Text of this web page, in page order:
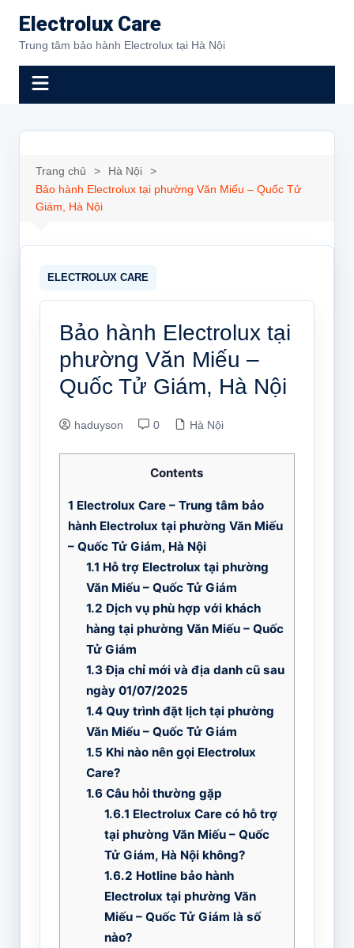
đến
phần
Electrolux Care
Trung tâm bảo hành Electrolux tại Hà Nội
Trang chủ
Hà Nội
Bảo hành Electrolux tại phường Văn Miếu – Quốc Tử
Giám, Hà Nội
Bảo hành Electrolux tại
phường Văn Miếu –
Quốc Tử Giám, Hà Nội
haduyson 0 Hà Nội
Contents
1 Electrolux Care – Trung tâm bảo
hành Electrolux tại phường Văn Miếu
– Quốc Tử Giám, Hà Nội
1.1 Hỗ trợ Electrolux tại phường
Văn Miếu – Quốc Tử Giám
1.2 Dịch vụ phù hợp với khách
hàng tại phường Văn Miếu – Quốc
Tử Giám
1.3Địa chỉ mới và địa danh cũ sau
ngày 01/07/2025
1.4Quy trình đặt lịch tại phường
Văn Miếu – Quốc Tử Giám
1.5 Khi nào nên gọi Electrolux
Care?
1.6Câu hỏi thường gặp
1.6.1 Electrolux Care có hỗ trợ
tại phường Văn Miếu – Quốc
Tử Giám, Hà Nội không?
1.6.2 Hotline bảo hành
Electrolux tại phường Văn
Miếu – Quốc Tử Giám là số
nào?